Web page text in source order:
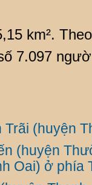
km².
7.097
Trãi (huyện
(huyện
Oai) ở phía